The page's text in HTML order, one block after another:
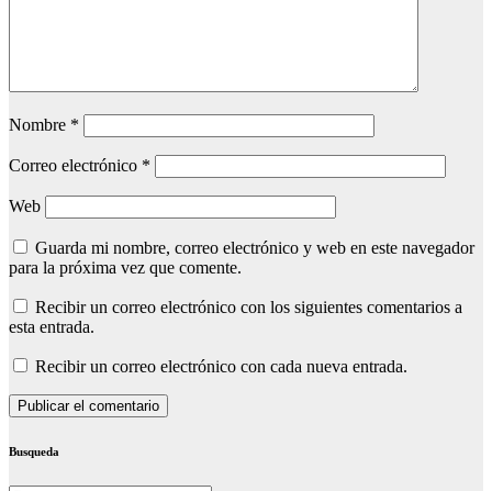
Nombre *
Correo electrónico *
Web
Guarda mi nombre, correo electrónico y web en este navegador
para la próxima vez que comente.
Recibir un correo electrónico con los siguientes comentarios a
esta entrada.
Recibir un correo electrónico con cada nueva entrada.
Busqueda